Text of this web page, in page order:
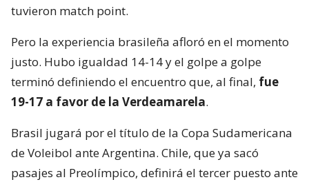
tuvieron match point.
Pero la experiencia brasileña afloró en el momento
justo. Hubo igualdad 14-14 y el golpe a golpe
terminó definiendo el encuentro que, al final, fue
19-17 a favor de la Verdeamarela.
Brasil jugará por el título de la Copa Sudamericana
de Voleibol ante Argentina. Chile, que ya sacó
pasajes al Preolímpico, definirá el tercer puesto ante